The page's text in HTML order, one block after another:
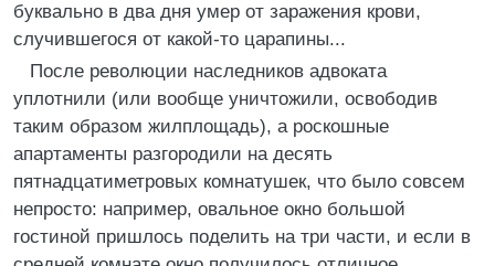
буквально в два дня умер от заражения крови,
случившегося от какой-то царапины...
После революции наследников адвоката
уплотнили (или вообще уничтожили, освободив
таким образом жилплощадь), а роскошные
апартаменты разгородили на десять
пятнадцатиметровых комнатушек, что было совсем
непросто: например, овальное окно большой
гостиной пришлось поделить на три части, и если в